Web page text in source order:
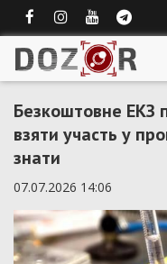
Безкоштовне ЕКЗ
взяти участь у
знати
07.07.2026 14:06